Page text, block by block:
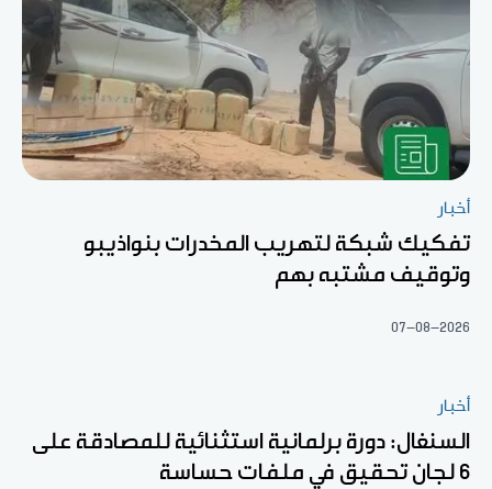
أخبار
تفكيك شبكة لتهريب المخدرات بنواذيبو
وتوقيف مشتبه بهم
07-08-2026
أخبار
السنغال: دورة برلمانية استثنائية للمصادقة على
6 لجان تحقيق في ملفات حساسة